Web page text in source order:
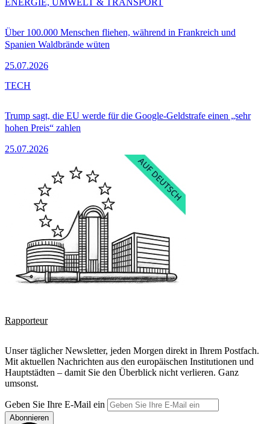
Über 100.000 Menschen fliehen, während in Frankreich und
Spanien Waldbrände wüten
25.07.2026
ENERGIE, UMWELT & TRANSPORT
Trump sagt, die EU werde für die Google-Geldstrafe einen „sehr
hohen Preis“ zahlen
25.07.2026
TECH
Rapporteur
Unser täglicher Newsletter, jeden Morgen direkt in Ihrem Postfach.
Mit aktuellen Nachrichten aus den europäischen Institutionen und
Hauptstädten – damit Sie den Überblick nicht verlieren. Ganz
umsonst.
Geben Sie Ihre E-Mail ein
Abonnieren